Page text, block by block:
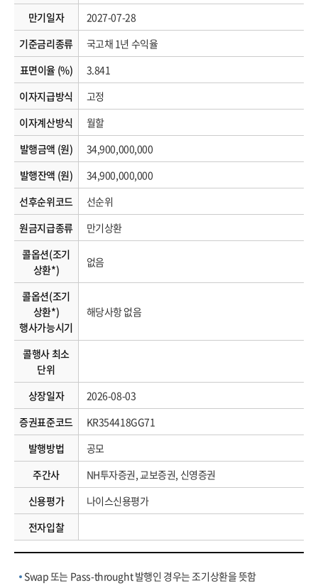
만기일자
2027-07-28
기준금리종류
국고채 1년 수익율
표면이율 (%)
3.841
이자지급방식
고정
이자계산방식
월할
발행금액 (원)
34,900,000,000
발행잔액 (원)
34,900,000,000
선후순위코드
선순위
원금지급종류
만기상환
콜옵션(조기
상환*)
없음
콜옵션(조기
상환*)
행사가능시기
해당사항 없음
콜행사 최소
단위
상장일자
2026-08-03
증권표준코드
KR354418GG71
발행방법
공모
주간사
NH투자증권, 교보증권, 신영증권
신용평가
나이스신용평가
전자입찰
Swap 또는 Pass-throught 발행인 경우는 조기상환을 뜻함